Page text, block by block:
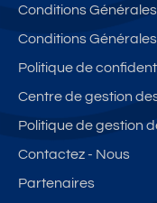
Conditions
Conditions
Politique de
Centre de gestion
Politique de gestion
Contactez - Nous
Partenaires